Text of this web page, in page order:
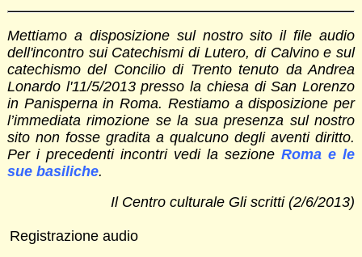
Mettiamo a disposizione sul nostro sito il file audio
dell'incontro sui Catechismi di Lutero, di Calvino e sul
catechismo del Concilio di Trento tenuto da Andrea
Lonardo l'11/5/2013 presso la chiesa di San Lorenzo
in Panisperna in Roma. Restiamo a disposizione per
l’immediata rimozione se la sua presenza sul nostro
sito non fosse gradita a qualcuno degli aventi diritto.
Per i precedenti incontri vedi la sezioneRoma e le
sue basiliche.
Il Centro culturale Gli scritti (2/6/2013)
Registrazione audio